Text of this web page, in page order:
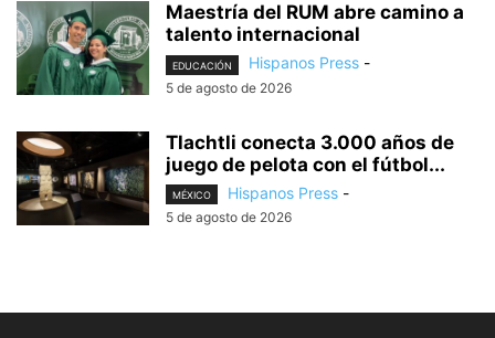
Maestría del RUM abre camino a
talento internacional
EDUCACIÓN Hispanos Press -
5 de agosto de 2026
Tlachtli conecta 3.000 años de
juego de pelota con el fútbol...
MÉXICO Hispanos Press -
5 de agosto de 2026